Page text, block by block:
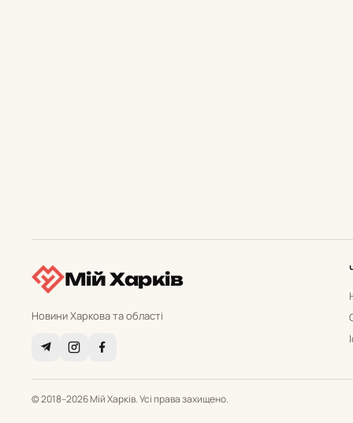
Мій Харків
Новини Харкова та області
© 2018–2026 Мій Харків. Усі права захищено.